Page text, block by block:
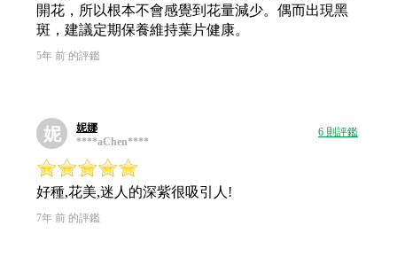
開花，所以根本不會感覺到花量減少。偶而出現黑
斑，建議定期保養維持葉片健康。
5年 前 的評鑑
妮
妮娜
****aChen****
6 則評鑑
好種,花美,迷人的深紫很吸引人!
7年 前 的評鑑